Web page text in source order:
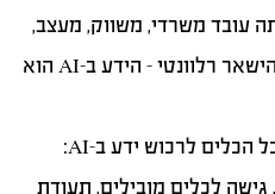
עובד משרדי, משווק, מעצב,
יזם, או פשוט מישהו שרוצה להישאר רלוונטי – הידע ב-AI הוא
אפיק אונליין מעניקה לך את כל הכלים לרכוש ידע ב-AI:
לכלים מובילים, תעודת